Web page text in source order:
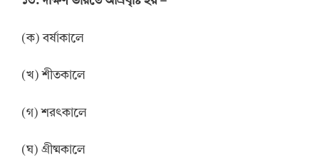
(ক) বর্ষাকালে
(খ) শীতকালে
(গ) শরৎকালে
(ঘ) গ্রীষ্মকালে